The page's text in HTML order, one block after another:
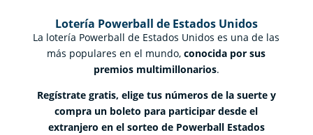
Lotería Powerball de Estados Unidos
La lotería Powerball de Estados Unidos es una de las
más populares en el mundo,conocida por sus
premios multimillonarios.
Regístrate gratis, elige tus números de la suerte y
compra un boleto para participar desde el
extranjero en el sorteo de Powerball Estados